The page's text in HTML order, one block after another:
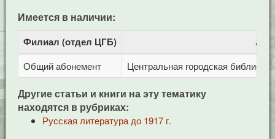
Имеется в наличии:
Филиал (отдел ЦГБ)
Общий абонемент Центральная городская
Другие статьи и книги на эту тематику
находятся в рубриках:
Русская литература до 1917 г.